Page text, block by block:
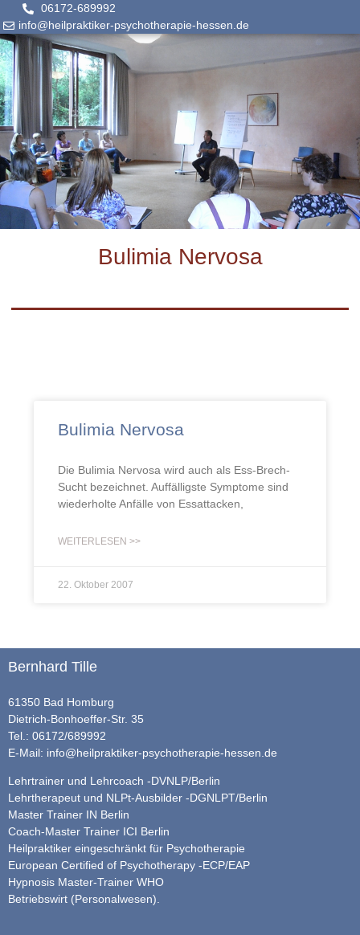
06172-689992
info@heilpraktiker-psychotherapie-hessen.de
Bulimia Nervosa
Bulimia Nervosa
Die Bulimia Nervosa wird auch als Ess-Brech-
Sucht bezeichnet. Auffälligste Symptome sind
wiederholte Anfälle von Essattacken,
WEITERLESEN >>
22. Oktober 2007
Bernhard Tille
61350 Bad Homburg
Dietrich-Bonhoeffer-Str. 35
Tel.: 06172/689992
E-Mail: info@heilpraktiker-psychotherapie-hessen.de
Lehrtrainer und Lehrcoach -DVNLP/Berlin
Lehrtherapeut und NLPt-Ausbilder -DGNLPT/Berlin
Master Trainer IN Berlin
Coach-Master Trainer ICI Berlin
Heilpraktiker eingeschränkt für Psychotherapie
European Certified of Psychotherapy -ECP/EAP
Hypnosis Master-Trainer WHO
Betriebswirt (Personalwesen).